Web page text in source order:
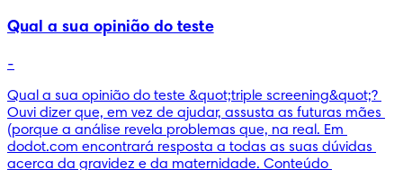
Qual a sua opinião do teste
-
Qual a sua opinião do teste &quot;triple screening&quot;?
Ouvi dizer que, em vez de ajudar, assusta as futuras mães
(porque a análise revela problemas que, na real. Em
dodot.com encontrará resposta a todas as suas dúvidas
acerca da gravidez e da maternidade. Conteúdo